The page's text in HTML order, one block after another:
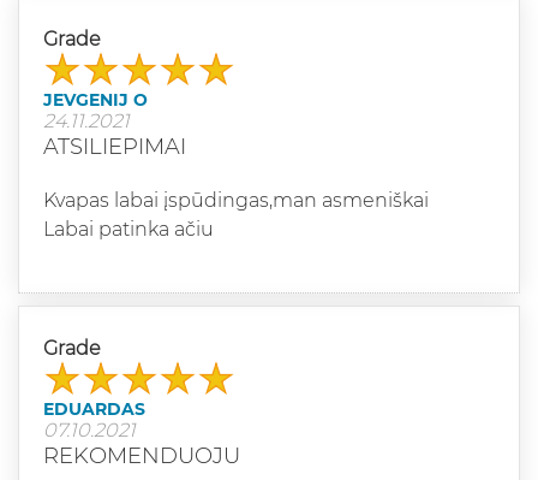
Grade
JEVGENIJ O
24.11.2021
ATSILIEPIMAI
Kvapas labai įspūdingas,man asmeniškai
Labai patinka ačiu
Grade
EDUARDAS
07.10.2021
REKOMENDUOJU